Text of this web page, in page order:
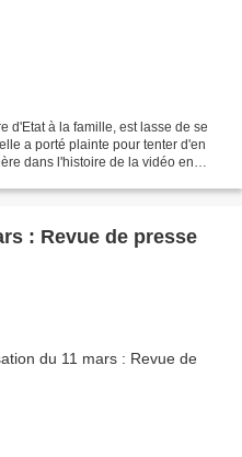
d'Etat à la famille, est lasse de se
a porté plainte pour tenter d'en
dans l'histoire de la vidéo en
: Revue de presse